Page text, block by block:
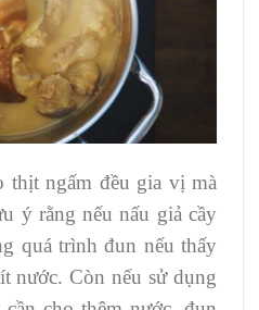
thịt ngấm đều gia vị mà
ý rằng nếu nấu giả cầy
quá trình đun nếu thấy
nước. Còn nếu sử dụng